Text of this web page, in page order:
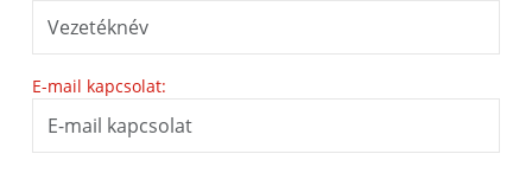
E-mail kapcsolat: